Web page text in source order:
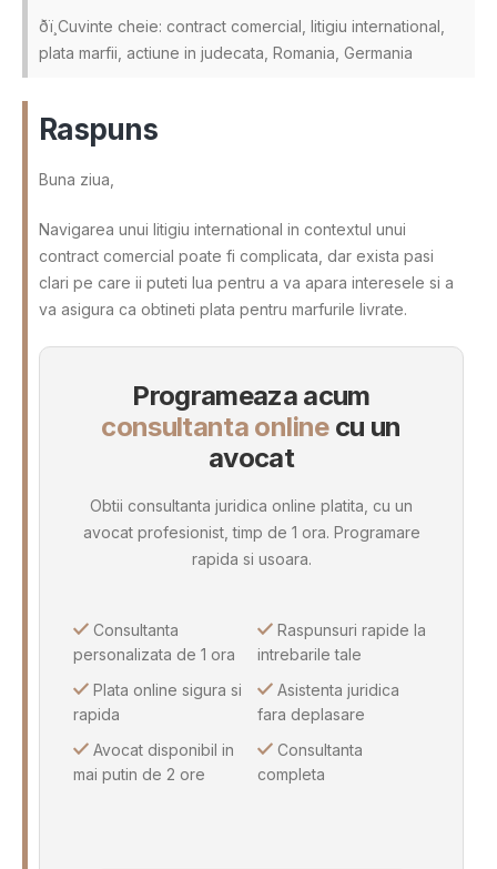
ðï¸Cuvinte cheie: contract comercial, litigiu international,
plata marfii, actiune in judecata, Romania, Germania
Raspuns
Buna ziua,
Navigarea unui litigiu international in contextul unui
contract comercial poate fi complicata, dar exista pasi
clari pe care ii puteti lua pentru a va apara interesele si a
va asigura ca obtineti plata pentru marfurile livrate.
Programeaza acum
consultanta onlinecu un
avocat
Obtii consultanta juridica online platita, cu un
avocat profesionist, timp de 1 ora. Programare
rapida si usoara.
Consultanta
personalizata de 1 ora
Plata online sigura si
rapida
Avocat disponibil in
mai putin de 2 ore
Raspunsuri rapide la
intrebarile tale
Asistenta juridica
fara deplasare
Consultanta
completa